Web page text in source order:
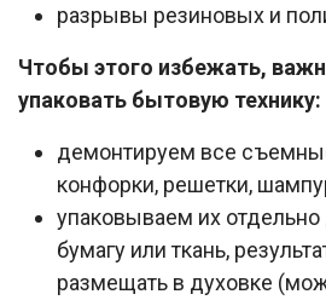
разрывы резиновых и
Чтобы этого избежать,
упаковать бытовую технику:
демонтируем все
конфорки, решетки,
упаковываем их отдельно
бумагу или ткань,
размещать в духовке